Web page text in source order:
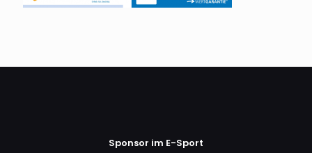
Sponsor im E-Sport